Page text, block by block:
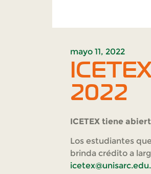
mayo 11, 2022
2022
ICETEX tiene
Los estudiantes
brinda crédito a